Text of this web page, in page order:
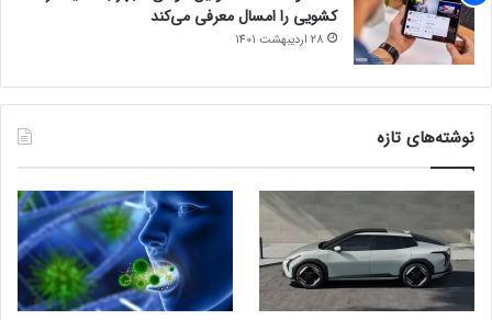
کشویی را امسال معرفی می‌کند
28 اردیبهشت 1401
نوشته‌های تازه